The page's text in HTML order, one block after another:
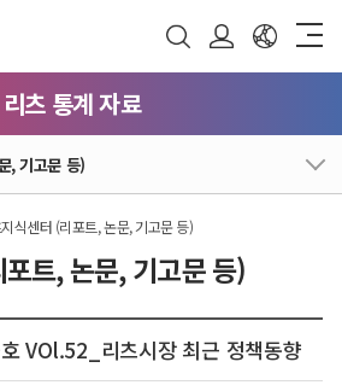
리츠 통계 자료
, 기고문 등)
트, 논문, 기고문 등)
식센터 (리포트, 논문, 기고문 등)
VOl.52_리츠시장 최근 정책동향